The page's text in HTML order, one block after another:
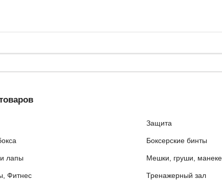
Защита
Боксерские бинты
лапы Мешки, груши,
Фитнес Тренажерный зал